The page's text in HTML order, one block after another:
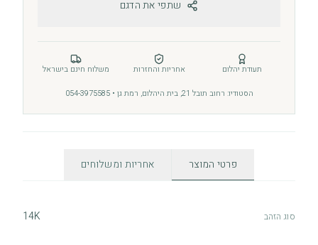
שתפי את הדגם
תעודת יהלום אחריות והחזרות
משלוח חינם בישראל
הסטודיו: רחוב תובל 21, בית היהלום, רמת גן • 054-3975585
פרטי המוצר אחריות ומשלוחים
סוג הזהב 14K